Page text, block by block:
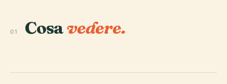
01 Cosavedere.